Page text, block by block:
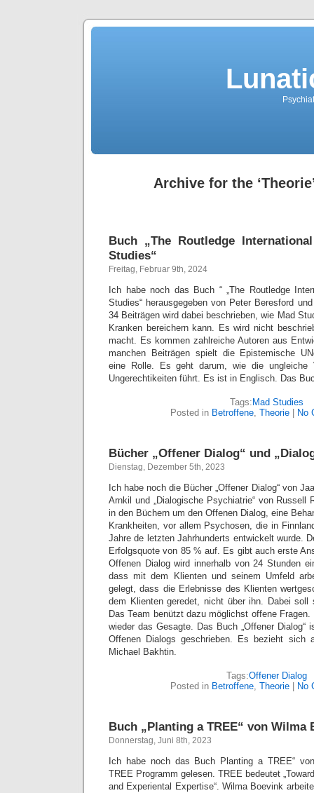
Archive for the
Buch „The Routledge
Studies“
Freitag, Februar 9th, 2024
Ich habe noch das Buch “ „The Routledge
Studies“ herausgegeben von Peter Beresford
34 Beiträgen wird dabei beschrieben, wie Mad
Kranken bereichern kann. Es wird nicht
macht. Es kommen zahlreiche Autoren aus
manchen Beiträgen spielt die Epistemische
eine Rolle. Es geht darum, wie die ungleiche
Ungerechtikeiten führt. Es ist in Englisch. Das
Tags: Mad Studies
Posted in Betroffene, Theorie| No
Bücher „Offener Dialog“ und
Dienstag, Dezember 5th, 2023
Ich habe noch die Bücher „Offener Dialog“ von
Arnkil und „Dialogische Psychiatrie“ von Russell
in den Büchern um den Offenen Dialog, eine
Krankheiten, vor allem Psychosen, die in
Jahre de letzten Jahrhunderts entwickelt wurde.
Erfolgsquote von 85 % auf. Es gibt auch erste
Offenen Dialog wird innerhalb von 24 Stunden
dass mit dem Klienten und seinem Umfeld
gelegt, dass die Erlebnisse des Klienten
dem Klienten geredet, nicht über ihn. Dabei soll
Das Team benützt dazu möglichst offene
wieder das Gesagte. Das Buch „Offener Dialog“
Offenen Dialogs geschrieben. Es bezieht sich
Michael Bakhtin.
Tags:Offener Dialog
Posted in Betroffene, Theorie| No
Buch „Planting a TREE“ von Wilma
Donnerstag, Juni 8th, 2023
Ich habe noch das Buch Planting a TREE“
TREE Programm gelesen. TREE bedeutet
and Experiental Expertise“. Wilma Boevink